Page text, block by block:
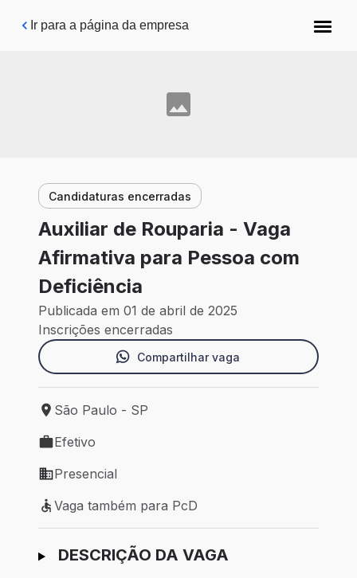
Pular para o conteúdo principal
Ir para a página da empresa
Candidaturas encerradas
Auxiliar de Rouparia - Vaga
Afirmativa para Pessoa com
Deficiência
Publicada em 01 de abril de 2025
Inscrições encerradas
Compartilhar vaga
Local de trabalho: São Paulo - SP
São Paulo - SP
Tipo de vaga: Efetivo
Efetivo
Modelo de trabalho: Presencial
Presencial
Vaga também para PcD
Vaga também para PcD
Ir para candidatura
DESCRIÇÃO DA VAGA